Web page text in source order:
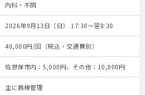
内科・不問
2026年9月13日（日） 17:30～翌8:30
40,000円/回（税込・交通費別）
佐世保市内：5,000円、その他：10,000円
主に病棟管理